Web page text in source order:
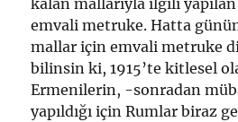
kalan mallarıyla ilgili
emvali metruke. Hatta
mallar için emvali metruke
bilinsin ki, 1915’te kitlesel
Ermenilerin, -sonradan
yapıldığı için Rumlar biraz